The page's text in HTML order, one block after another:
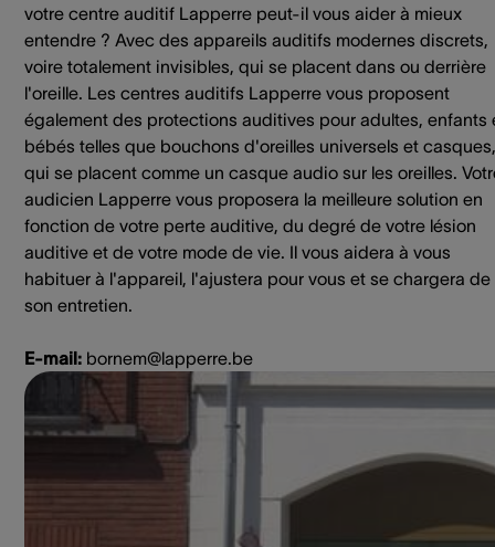
votre centre auditif Lapperre peut-il vous aider à mieux
entendre ? Avec des appareils auditifs modernes discrets,
voire totalement invisibles, qui se placent dans ou derrière
l'oreille. Les centres auditifs Lapperre vous proposent
également des protections auditives pour adultes, enfants
bébés telles que bouchons d'oreilles universels et casques,
qui se placent comme un casque audio sur les oreilles.
audicien Lapperre vous proposera la meilleure solution en
fonction de votre perte auditive, du degré de votre lésion
auditive et de votre mode de vie. Il vous aidera à vous
habituer à l'appareil, l'ajustera pour vous et se chargera de
son entretien.
E-mail: bornem@lapperre.be